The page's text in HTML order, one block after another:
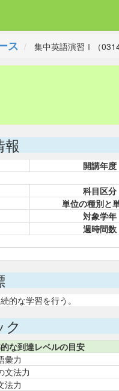
ス 集中英語演習Ⅰ（
開講年度
科目区分
単位の種別と
対象学年
週時間数
的な学習を行う。
な到達レベルの目安
彙力
文法力
法力